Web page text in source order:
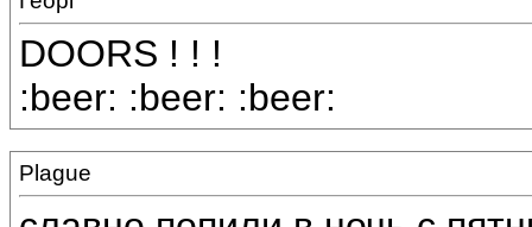
DOORS ! ! !
:beer: :beer: :beer:
Plague